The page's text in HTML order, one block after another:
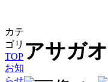
カテ
ゴリ
TOP
お知
アサガ